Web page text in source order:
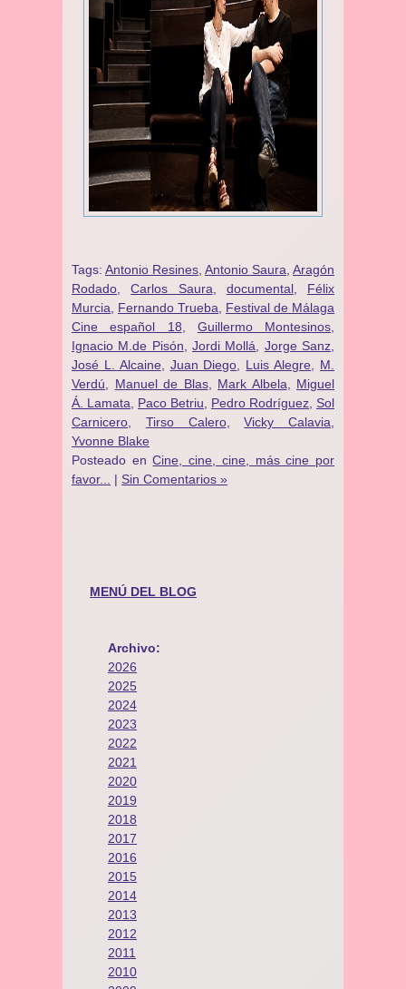
Tags: Antonio Resines Antonio Saura Aragón
Rodado ,Carlos Saura documental, Félix
Murcia
Fernando Trueba
Festival de Málaga
Cine español 18
Guillermo Montesinos
Ignacio M.de Pisón ,Jordi Mollá Jorge Sanz
José L. Alcaine
Juan Diego Luis Alegre
M.
Verdú
Manuel de Blas, Mark Albela
Miguel
Á. Lamata
Paco Betriu Pedro Rodríguez Sol
Carnicero
Tirso Calero,Vicky Calavia
Yvonne Blake
Posteado enCine, cine, cine, más cine por
favor...
| Sin Comentarios »
MENÚ DEL BLOG
Archivo:
2026
2025
2024
2023
2022
2021
2020
2019
2018
2017
2016
2015
2014
2013
2012
2011
2010